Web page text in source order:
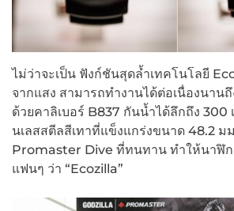
ไม่ว่าจะเป็น ฟังก์ชันสุดล้ำเทคโนโลยี
จากแสง สามารถทำงานได้ต่อเนื่องนาน
ด้วยคาลิเบอร์ B837 กันน้ำได้ลึกถึง 300
นเลสสตีลสีเทาที่แข็งแกร่งขนาด 48.2 ม
Promaster Dive ที่ทนทาน ทำให้นาฬิก
แฟนๆ ว่า “Ecozilla”